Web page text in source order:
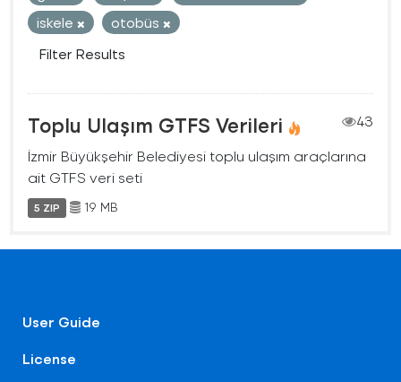
iskele
otobüs
Filter Results
Toplu Ulaşım GTFS Verileri
43
İzmir Büyükşehir Belediyesi toplu ulaşım araçlarına
ait GTFS veri seti
5 ZIP 19 MB
User Guide
License